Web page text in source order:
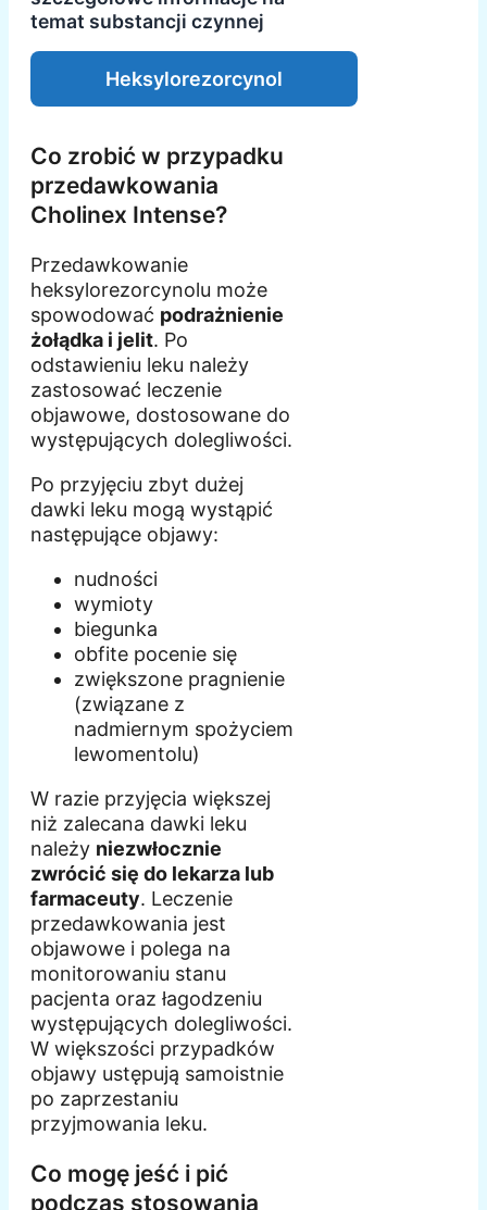
temat substancji czynnej
Heksylorezorcynol
Co zrobić w przypadku
przedawkowania
Cholinex Intense?
Przedawkowanie
heksylorezorcynolu może
spowodować podrażnienie
żołądka i jelit. Po
odstawieniu leku należy
zastosować leczenie
objawowe, dostosowane do
występujących dolegliwości.
Po przyjęciu zbyt dużej
dawki leku mogą wystąpić
następujące objawy:
nudności
wymioty
biegunka
obfite pocenie się
zwiększone pragnienie
(związane z
nadmiernym spożyciem
lewomentolu)
W razie przyjęcia większej
niż zalecana dawki leku
należy niezwłocznie
zwrócić się do lekarza lub
farmaceuty. Leczenie
przedawkowania jest
objawowe i polega na
monitorowaniu stanu
pacjenta oraz łagodzeniu
występujących dolegliwości.
W większości przypadków
objawy ustępują samoistnie
po zaprzestaniu
przyjmowania leku.
Co mogę jeść i pić
podczas stosowania